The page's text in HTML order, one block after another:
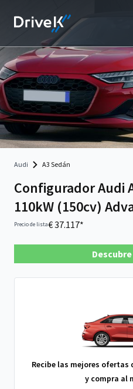
Audi A3 Sedán
Configurador Audi
110kW (150cv)
Precio de lista€ 37.117*
Recibe las mejores
y compra al